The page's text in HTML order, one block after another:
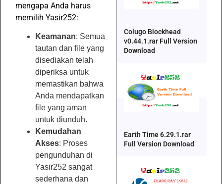
mengapa Anda harus
memilih Yasir252:
Keamanan: Semua
tautan dan file yang
disediakan telah
diperiksa untuk
memastikan bahwa
Anda mendapatkan
file yang aman
untuk diunduh.
Kemudahan
Akses: Proses
pengunduhan di
Yasir252 sangat
sederhana dan
Colugo Blockhead
v0.44.1.rar Full Version
Download
Earth Time 6.29.1.rar
Full Version Download